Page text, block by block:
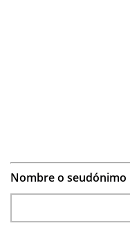
Nombre o seudónimo